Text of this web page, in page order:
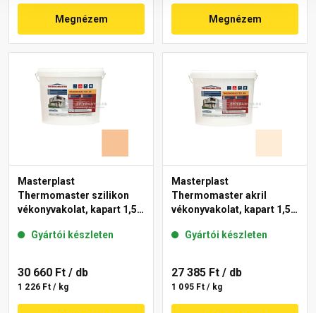
Megnézem Megnézem
Masterplast
Thermomaster szilikon
vékonyvakolat, kapart 1,5
Gyártói készleten
30 660 Ft / db
1 226 Ft / kg
Masterplast
Thermomaster akril
vékonyvakolat, kapart 1,5
Gyártói készleten
27 385 Ft / db
1 095 Ft / kg